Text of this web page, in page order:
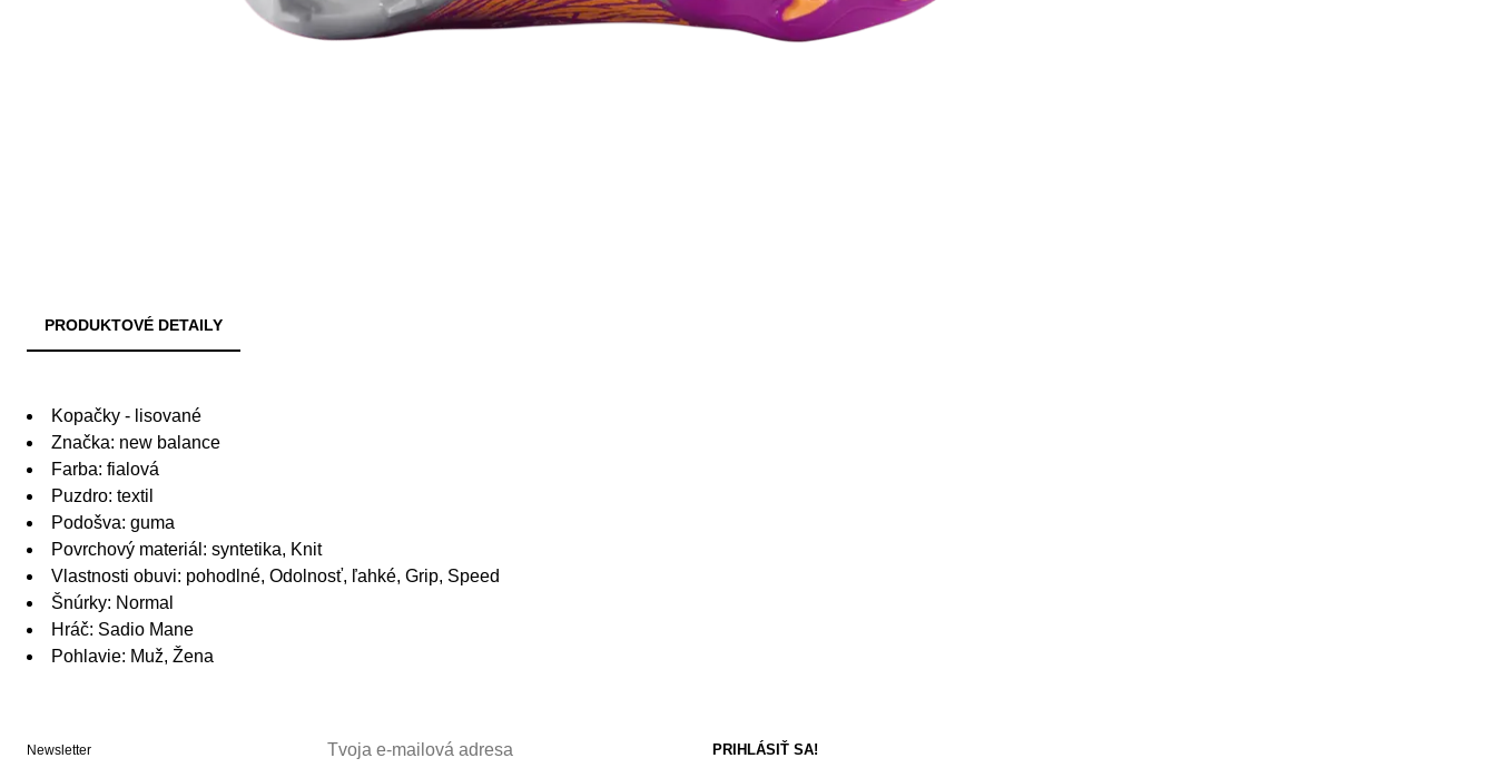
PRODUKTOVÉ DETAILY
Kopačky - lisované
Značka: new balance
Farba: fialová
Puzdro: textil
Podošva: guma
Povrchový materiál: syntetika, Knit
Vlastnosti obuvi: pohodlné, Odolnosť, ľahké, Grip, Speed
Šnúrky: Normal
Hráč: Sadio Mane
Pohlavie: Muž, Žena
Newsletter